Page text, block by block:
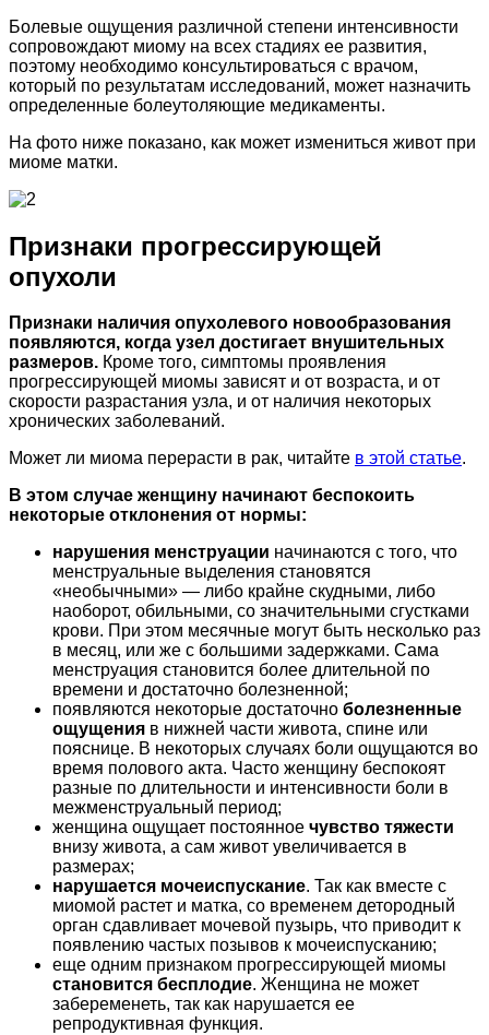
Болевые ощущения различной степени интенсивности
сопровождают миому на всех стадиях ее развития,
поэтому необходимо консультироваться с врачом,
который по результатам исследований, может назначить
определенные болеутоляющие медикаменты.
На фото ниже показано, как может измениться живот при
миоме матки.
Признаки прогрессирующей
опухоли
Признаки наличия опухолевого новообразования
появляются, когда узел достигает внушительных
размеров. Кроме того, симптомы проявления
прогрессирующей миомы зависят и от возраста, и от
скорости разрастания узла, и от наличия некоторых
хронических заболеваний.
Может ли миома перерасти в рак, читайте в этой статье.
В этом случае женщину начинают беспокоить
некоторые отклонения от нормы:
нарушения менструации начинаются с того, что
менструальные выделения становятся
«необычными» — либо крайне скудными, либо
наоборот, обильными, со значительными сгустками
крови. При этом месячные могут быть несколько раз
в месяц, или же с большими задержками. Сама
менструация становится более длительной по
времени и достаточно болезненной;
появляются некоторые достаточно болезненные
ощущения в нижней части живота, спине или
пояснице. В некоторых случаях боли ощущаются во
время полового акта. Часто женщину беспокоят
разные по длительности и интенсивности боли в
межменструальный период;
женщина ощущает постоянное чувство тяжести
внизу живота, а сам живот увеличивается в
размерах;
нарушается мочеиспускание. Так как вместе с
миомой растет и матка, со временем детородный
орган сдавливает мочевой пузырь, что приводит к
появлению частых позывов к мочеиспусканию;
еще одним признаком прогрессирующей миомы
становится бесплодие. Женщина не может
забеременеть, так как нарушается ее
репродуктивная функция.